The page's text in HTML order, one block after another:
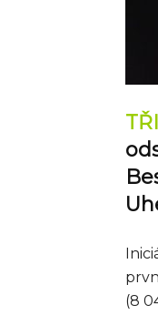
(8